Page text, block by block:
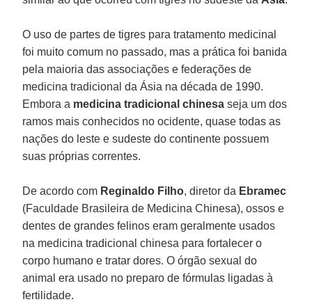
O uso de partes de tigres para tratamento medicinal
foi muito comum no passado, mas a prática foi banida
pela maioria das associações e federações de
medicina tradicional da Ásia na década de 1990.
Embora a medicina tradicional chinesa seja um dos
ramos mais conhecidos no ocidente, quase todas as
nações do leste e sudeste do continente possuem
suas próprias correntes.
De acordo com Reginaldo Filho, diretor da Ebramec
(Faculdade Brasileira de Medicina Chinesa), ossos e
dentes de grandes felinos eram geralmente usados
na medicina tradicional chinesa para fortalecer o
corpo humano e tratar dores. O órgão sexual do
animal era usado no preparo de fórmulas ligadas à
fertilidade.